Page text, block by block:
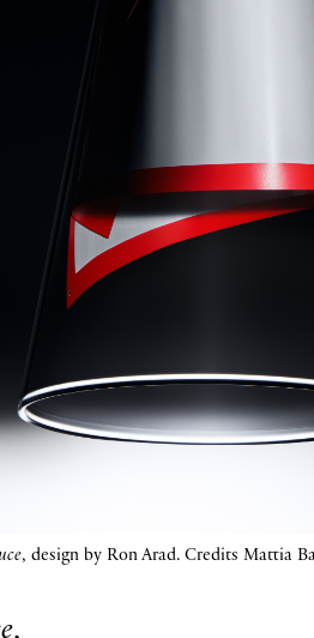
, design by Ron Arad. Credits Mattia
,